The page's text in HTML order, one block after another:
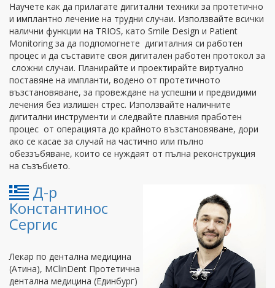
Научете как да прилагате дигитални техники за протетично
и имплантно лечение на трудни случаи. Използвайте всички
налични функции на TRIOS, като Smile Design и Patient
Monitoring за да подпомогнете дигиталния си работен
процес и да съставите своя дигитален работен протокол за
сложни случаи. Планирайте и проектирайте виртуално
поставяне на импланти, водено от протетичното
възстановяване, за провеждане на успешни и предвидими
лечения без излишен стрес. Използвайте наличните
дигитални инструменти и следвайте плавния пработен
процес от операцията до крайното възстановяване, дори
ако се касае за случай на частично или пълно
обеззъбяване, които се нуждаят от пълна реконструкция
на съзъбието.
Д-р
Константинос
Сергис
Лекар по дентална медицина
(Атина), MClinDent Протетична
дентална медицина (Единбург)